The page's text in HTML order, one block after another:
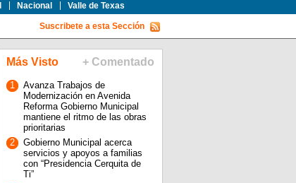
Nacional Valle de Texas
Suscribete a esta Sección
Más Visto + Comentado
1
Avanza Trabajos de
Modernización en Avenida
Reforma Gobierno Municipal
mantiene el ritmo de las obras
prioritarias
2
Gobierno Municipal acerca
servicios y apoyos a familias
con “Presidencia Cerquita de
Ti”